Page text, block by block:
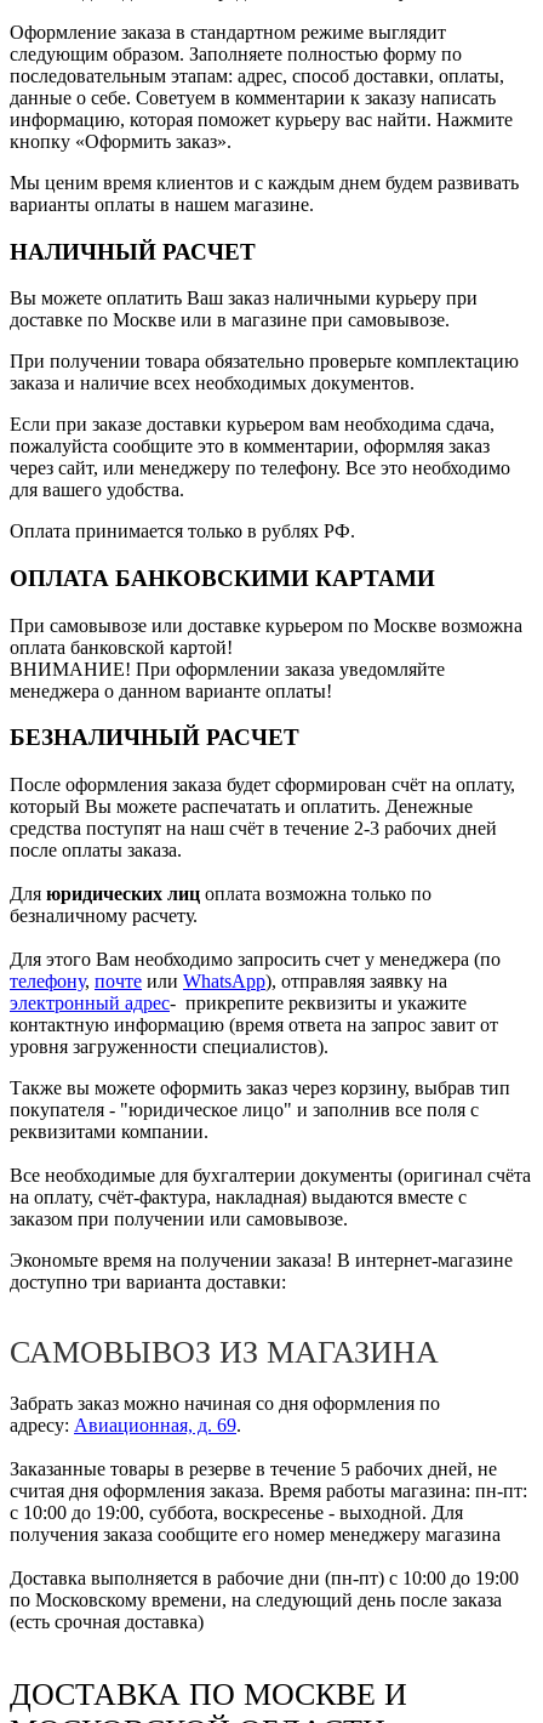
Оформление заказа в стандартном режиме выглядит
следующим образом. Заполняете полностью форму по
последовательным этапам: адрес, способ доставки, оплаты,
данные о себе. Советуем в комментарии к заказу написать
информацию, которая поможет курьеру вас найти. Нажмите
кнопку «Оформить заказ».
Мы ценим время клиентов и с каждым днем будем развивать
варианты оплаты в нашем магазине.
НАЛИЧНЫЙ РАСЧЕТ
Вы можете оплатить Ваш заказ наличными курьеру при
доставке по Москве или в магазине при самовывозе.
При получении товара обязательно проверьте комплектацию
заказа и наличие всех необходимых документов.
Если при заказе доставки курьером вам необходима сдача,
пожалуйста сообщите это в комментарии, оформляя заказ
через сайт, или менеджеру по телефону. Все это необходимо
для вашего удобства.
Оплата принимается только в рублях РФ.
ОПЛАТА БАНКОВСКИМИ КАРТАМИ
При самовывозе или доставке курьером по Москве возможна
оплата банковской картой!
ВНИМАНИЕ! При оформлении заказа уведомляйте
менеджера о данном варианте оплаты!
БЕЗНАЛИЧНЫЙ РАСЧЕТ
После оформления заказа будет сформирован счёт на оплату,
который Вы можете распечатать и оплатить. Денежные
средства поступят на наш счёт в течение 2-3 рабочих дней
после оплаты заказа.
Для юридических лиц оплата возможна только по
безналичному расчету.
Для этого Вам необходимо запросить счет у менеджера (по
телефону, почте или WhatsApp), отправляя заявку на
электронный адрес- прикрепите реквизиты и укажите
контактную информацию (время ответа на запрос завит от
уровня загруженности специалистов).
Также вы можете оформить заказ через корзину, выбрав тип
покупателя - "юридическое лицо" и заполнив все поля с
реквизитами компании.
Все необходимые для бухгалтерии документы (оригинал счёта
на оплату, счёт-фактура, накладная) выдаются вместе с
заказом при получении или самовывозе.
Экономьте время на получении заказа! В интернет-магазине
доступно три варианта доставки:
САМОВЫВОЗ ИЗ МАГАЗИНА
Забрать заказ можно начиная со дня оформления по
адресу: Авиационная, д. 69.
Заказанные товары в резерве в течение 5 рабочих дней, не
считая дня оформления заказа. Время работы магазина: пн-пт:
с 10:00 до 19:00, суббота, воскресенье - выходной. Для
получения заказа сообщите его номер менеджеру магазина
Доставка выполняется в рабочие дни (пн-пт) с 10:00 до 19:00
по Московскому времени, на следующий день после заказа
(есть срочная доставка)
ДОСТАВКА ПО МОСКВЕ И